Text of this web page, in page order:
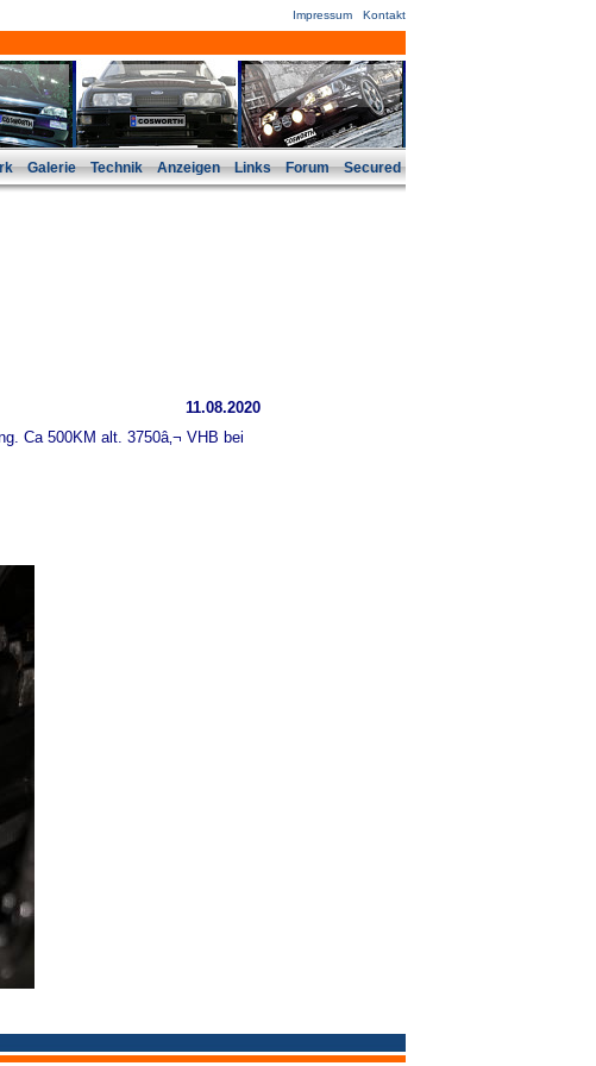
Impressum Kontakt
Galerie Technik Anzeigen Links Forum Secured
11.08.2020
Ca 500KM alt. 3750â‚¬ VHB bei